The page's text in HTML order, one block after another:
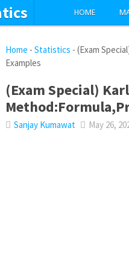
HOME
Home -Statistics -(Exam
Examples
(Exam Special)
Sanjay Kumawat May 26,